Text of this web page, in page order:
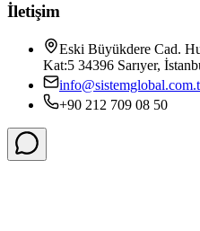
İletişim
Eski Büyükdere Cad.
Kat:5 34396 Sarıyer,
+90 212 709 08 50